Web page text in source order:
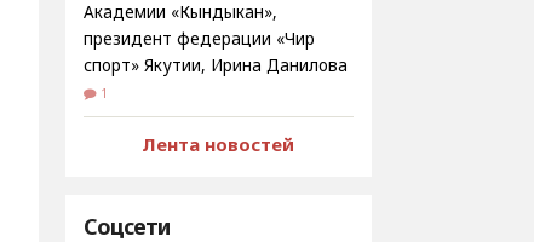
Академии «Кындыкан»,
президент федерации «Чир
спорт» Якутии, Ирина Данилова
1
Лента новостей
Соцсети